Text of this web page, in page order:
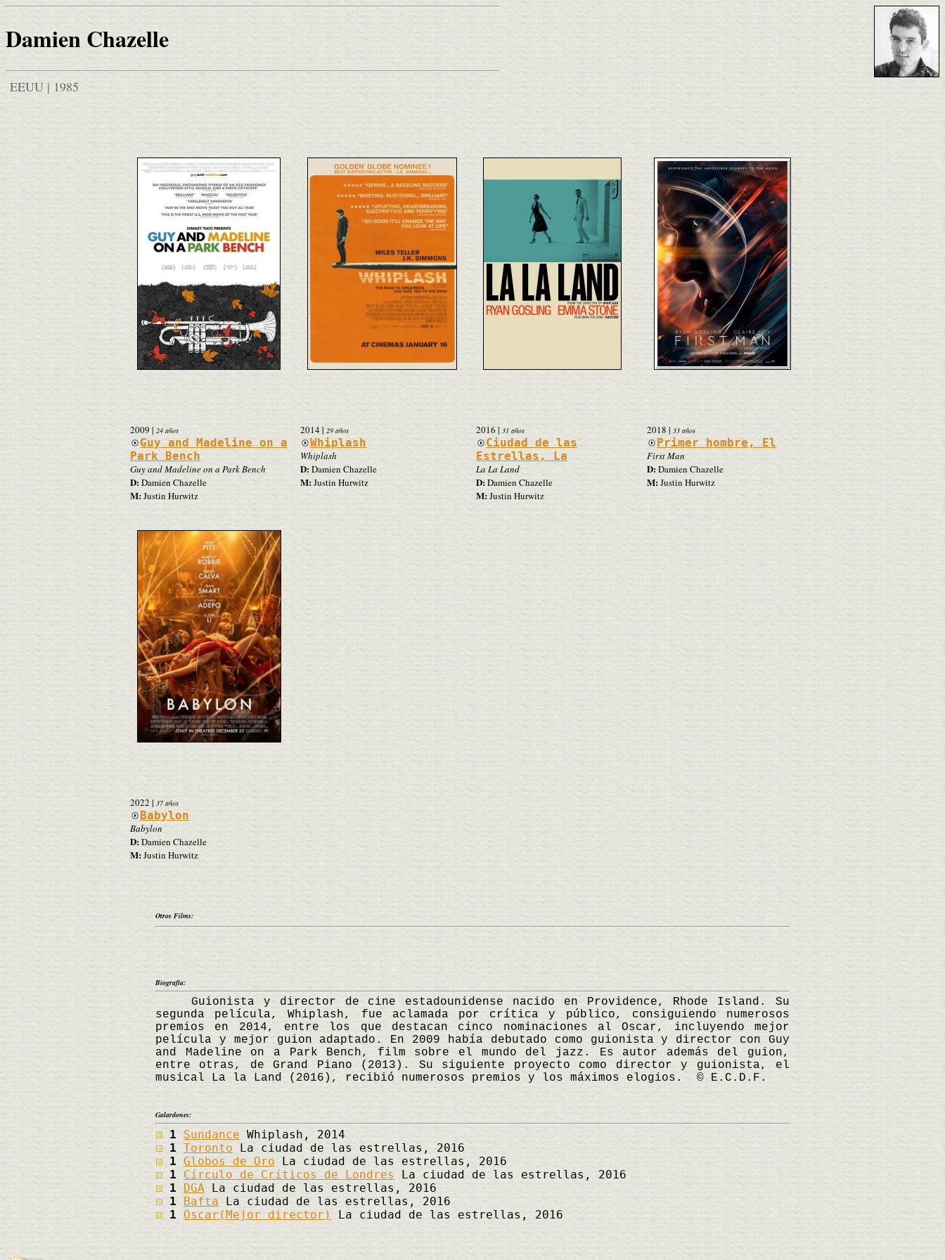
Damien Chazelle
EEUU | 1985
2009 | 24 años
Guy and Madeline on a
Park Bench
Guy and Madeline on a Park Bench
D:Damien Chazelle
M:Justin Hurwitz
2014|29 años
Whiplash
Whiplash
D:Damien Chazelle
M:Justin Hurwitz
2016 | 31 años
Ciudad de las
Estrellas, La
La La Land
D:Damien Chazelle
M:Justin Hurwitz
2018| 33 años
Primer hombre, El
First Man
D:Damien Chazelle
M:Justin Hurwitz
2022 | 37 años
Babylon
Babylon
D:Damien Chazelle
M:Justin Hurwitz
Otros Films:
Biografía:
Guionista y director de cine estadounidense nacido en Providence, Rhode Island. Su
segunda película, Whiplash, fue aclamada por crítica y público, consiguiendo numerosos
premios en 2014, entre los que destacan cinco nominaciones al Oscar, incluyendo mejor
película y mejor guion adaptado. En 2009 había debutado como guionista y director con Guy
and Madeline on a Park Bench, film sobre el mundo del jazz. Es autor además del guion,
entre otras, de Grand Piano (2013). Su siguiente proyecto como director y guionista, el
musical La la Land (2016), recibió numerosos premios y los máximos elogios. © E.C.D.F.
Galardones:
1 Sundance Whiplash, 2014
1 Toronto La ciudad de las estrellas, 2016
1 Globos de Oro La ciudad de las estrellas, 2016
1 Círculo de Críticos de Londres
La ciudad de las estrellas, 2016
1 DGA La ciudad de las estrellas, 2016
1 BaftaLa ciudad de las estrellas, 2016
1 Oscar(Mejor director) La ciudad de las estrellas, 2016